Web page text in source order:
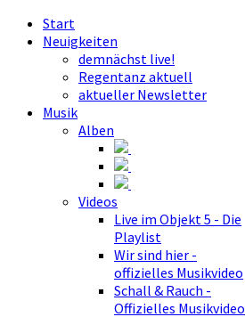
Start
Neuigkeiten
demnächst live!
Regentanz aktuell
aktueller Newsletter
Musik
Alben
Videos
Live im Objekt 5 - Die
Playlist
Wir sind hier -
offizielles Musikvideo
Schall & Rauch -
Offizielles Musikvideo